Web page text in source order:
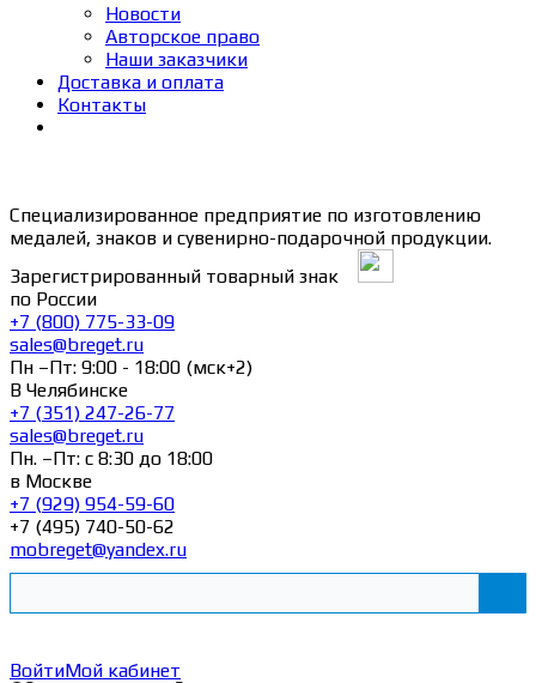
Новости
Авторское право
Наши заказчики
Доставка и оплата
Контакты
Специализированное предприятие по изготовлению
медалей, знаков и сувенирно-подарочной продукции.
Зарегистрированный товарный знак
по России
+7 (800) 775-33-09
sales@breget.ru
Пн –Пт: 9:00 - 18:00 (мск+2)
В Челябинске
+7 (351) 247-26-77
sales@breget.ru
Пн. –Пт: с 8:30 до 18:00
в Москве
+7 (929) 954-59-60
+7 (495) 740-50-62
mobreget@yandex.ru
ВойтиМой кабинет